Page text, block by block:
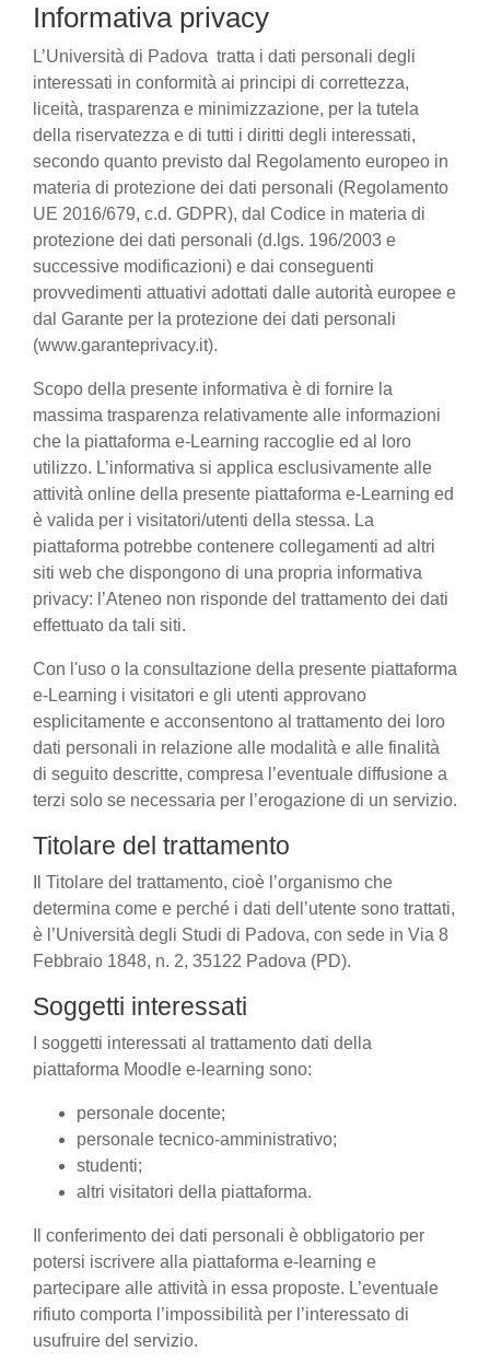
Informativa privacy
L’Università di Padova tratta i dati personali degli
interessati in conformità ai principi di correttezza,
liceità, trasparenza e minimizzazione, per la tutela
della riservatezza e di tutti i diritti degli interessati,
secondo quanto previsto dal Regolamento europeo in
materia di protezione dei dati personali (Regolamento
UE 2016/679, c.d. GDPR), dal Codice in materia di
protezione dei dati personali (d.lgs. 196/2003 e
successive modificazioni) e dai conseguenti
provvedimenti attuativi adottati dalle autorità europee e
dal Garante per la protezione dei dati personali
(www.garanteprivacy.it).
Scopo della presente informativa è di fornire la
massima trasparenza relativamente alle informazioni
che la piattaforma e-Learning raccoglie ed al loro
utilizzo. L’informativa si applica esclusivamente alle
attività online della presente piattaforma e-Learning ed
è valida per i visitatori/utenti della stessa. La
piattaforma potrebbe contenere collegamenti ad altri
siti web che dispongono di una propria informativa
privacy: l’Ateneo non risponde del trattamento dei dati
effettuato da tali siti.
Con l'uso o la consultazione della presente piattaforma
e-Learning i visitatori e gli utenti approvano
esplicitamente e acconsentono al trattamento dei loro
dati personali in relazione alle modalità e alle finalità
di seguito descritte, compresa l’eventuale diffusione a
terzi solo se necessaria per l’erogazione di un servizio.
Titolare del trattamento
Il Titolare del trattamento, cioè l’organismo che
determina come e perché i dati dell’utente sono trattati,
è l’Università degli Studi di Padova, con sede in Via 8
Febbraio 1848, n. 2, 35122 Padova (PD).
Soggetti interessati
I soggetti interessati al trattamento dati della
piattaforma Moodle e-learning sono:
personale docente;
personale tecnico-amministrativo;
studenti;
altri visitatori della piattaforma.
Il conferimento dei dati personali è obbligatorio per
potersi iscrivere alla piattaforma e-learning e
partecipare alle attività in essa proposte. L’eventuale
rifiuto comporta l’impossibilità per l’interessato di
usufruire del servizio.